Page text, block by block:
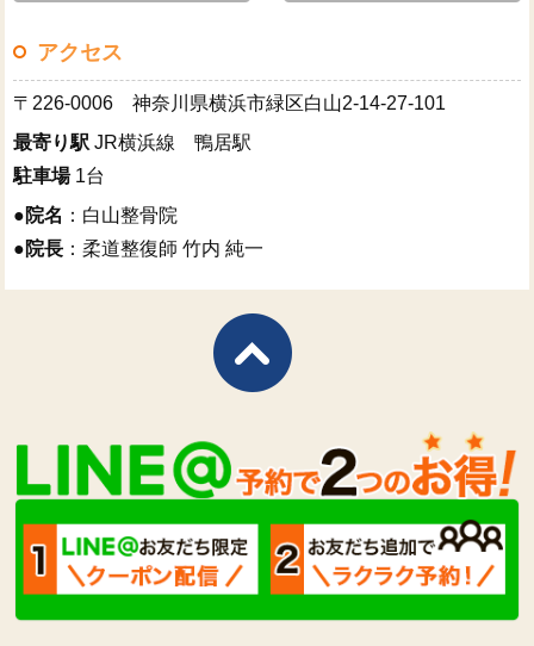
アクセス
〒226-0006 神奈川県横浜市緑区白山2-14-27-101
最寄り駅 JR横浜線 鴨居駅
駐車場1台
●院名 ：白山整骨院
●院長 ：柔道整復師 竹内 純一